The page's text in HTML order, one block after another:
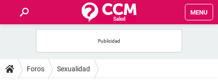
MENU
FOROS
Foros Sexualidad